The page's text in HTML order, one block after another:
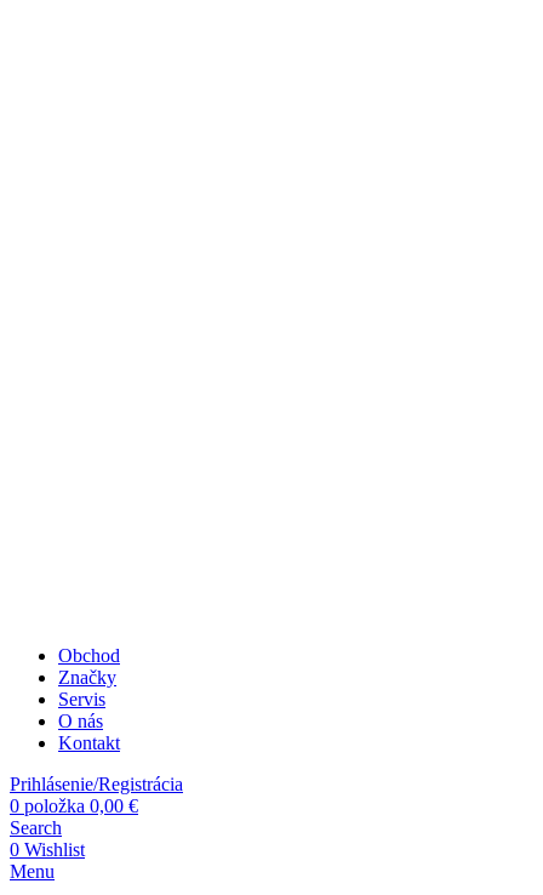
Obchod
Značky
Servis
O nás
Kontakt
Prihlásenie/Registrácia
0 položka 0,00 €
Search
0 Wishlist
Menu